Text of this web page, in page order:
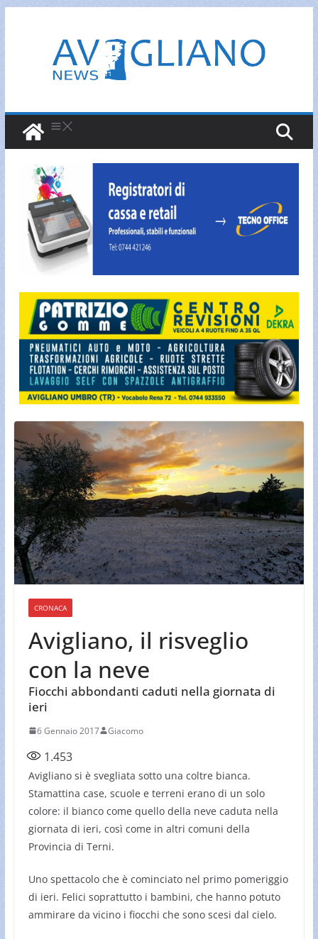
contenuto
CRONACA
Avigliano, il risveglio
con la neve
Fiocchi abbondanti caduti nella giornata di
ieri
6 Gennaio 2017 Giacomo
1.453
Avigliano si è svegliata sotto una coltre bianca.
Stamattina case, scuole e terreni erano di un solo
colore: il bianco come quello della neve caduta nella
giornata di ieri, così come in altri comuni della
Provincia di Terni.
Uno spettacolo che è cominciato nel primo pomeriggio
di ieri. Felici soprattutto i bambini, che hanno potuto
ammirare da vicino i fiocchi che sono scesi dal cielo.